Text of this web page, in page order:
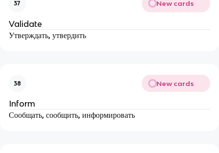
37 New cards
Validate
Утверждать, утвердить
38 New cards
Inform
Сообщать, сообщить, информировать